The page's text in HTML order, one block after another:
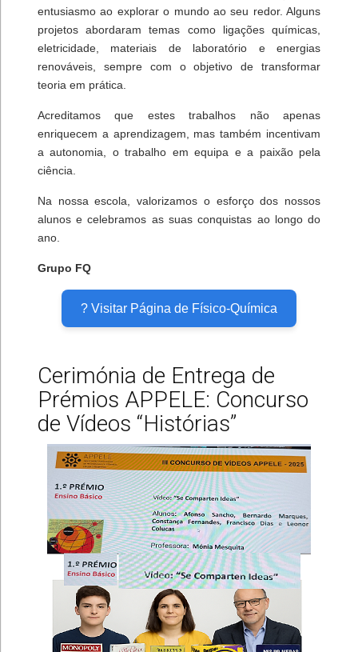
entusiasmo ao explorar o mundo ao seu redor. Alguns
projetos abordaram temas como ligações químicas,
eletricidade, materiais de laboratório e energias
renováveis, sempre com o objetivo de transformar
teoria em prática.
Acreditamos que estes trabalhos não apenas
enriquecem a aprendizagem, mas também incentivam
a autonomia, o trabalho em equipa e a paixão pela
ciência.
Na nossa escola, valorizamos o esforço dos nossos
alunos e celebramos as suas conquistas ao longo do
ano.
Grupo FQ
? Visitar Página de Físico-Química
Cerimónia de Entrega de
Prémios APPELE: Concurso
de Vídeos “Histórias”